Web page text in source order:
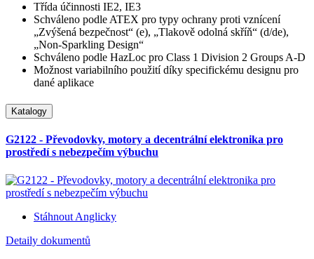
Třída účinnosti IE2, IE3
Schváleno podle ATEX pro typy ochrany proti vznícení
„Zvýšená bezpečnost“ (e), „Tlakově odolná skříň“ (d/de),
„Non-Sparkling Design“
Schváleno podle HazLoc pro Class 1 Division 2 Groups A-D
Možnost variabilního použití díky specifickému designu pro
dané aplikace
Katalogy
G2122 - Převodovky, motory a decentrální elektronika pro
prostředí s nebezpečím výbuchu
Stáhnout Anglicky
Detaily dokumentů